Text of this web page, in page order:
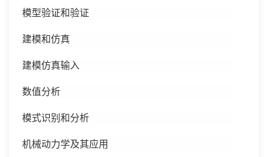
模型验证和验证
建模和仿真
建模仿真输入
数值分析
模式识别和分析
机械动力学及其应用